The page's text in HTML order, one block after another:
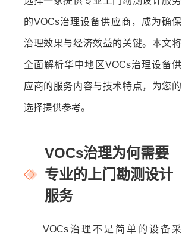
的VOCs治理设备供应商，成为确保
治理效果与经济效益的关键。本文将
全面解析华中地区VOCs治理设备供
应商的服务内容与技术特点，为您的
选择提供参考。
VOCs治理为何需要
专业的上门勘测设计
服务
VOCs治理不是简单的设备采